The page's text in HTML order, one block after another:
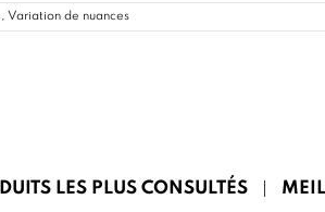
Variation de nuances
LES PLUS CONSULTÉS